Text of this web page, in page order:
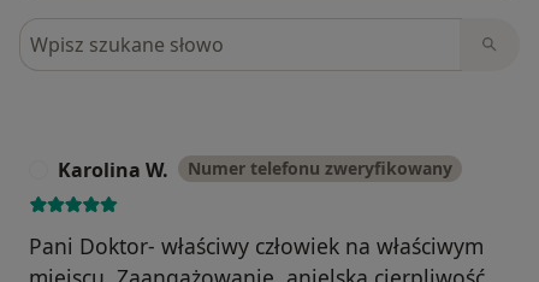
Szukaj w opiniach
Karolina W. Numer telefonu zweryfikowany
Pani Doktor- właściwy człowiek na właściwym